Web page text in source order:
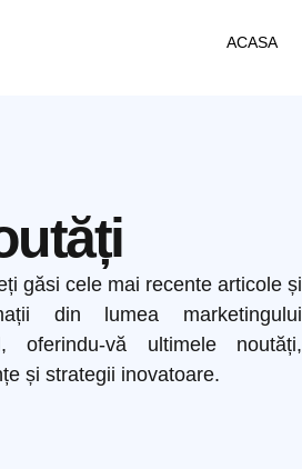
ACASA
găsi cele mai recente articole și
din lumea marketingului
oferindu-vă ultimele noutăți,
și strategii inovatoare.